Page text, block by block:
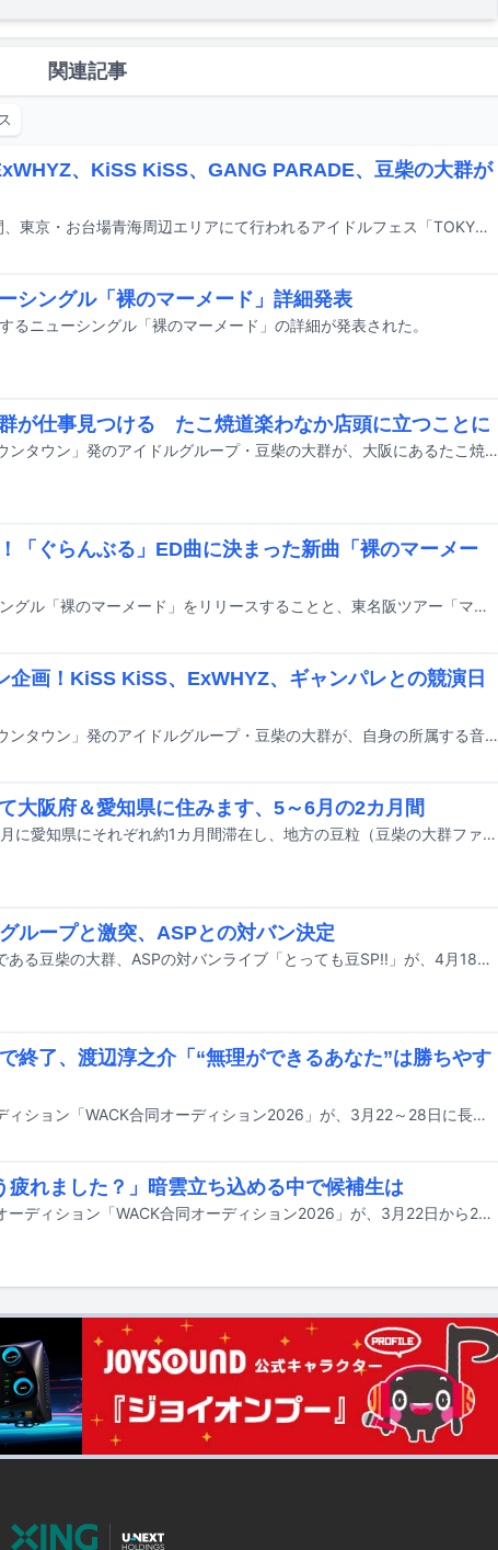
関連記事
、KiSS KiSS、GANG PARADE、豆柴の大群が
7月31日から8月2日までの3日間、東京・お台場青海周辺エリアにて行われるアイドルフェス「TOKYO IDOL FESTIVAL 2026 supported by にしたんクリニック」の出演アーティスト第19弾が発表された。
シングル「裸のマーメード」詳細発表
るニューシングル「裸のマーメード」の詳細が発表された。
が仕事見つける たこ焼道楽わなか店頭に立つことに
TBS系バラエティ「水曜日のダウンタウン」発のアイドルグループ・豆柴の大群が、大阪にあるたこ焼き店・たこ焼道楽わなかとコラボレーションすることが決定した。
「ぐらんぶる」ED曲に決まった新曲「裸のマーメー
豆柴の大群が7月8日にニューシングル「裸のマーメード」をリリースすることと、東名阪ツアー「マメーメード東名阪ダイブ」を開催することを発表した。
企画！KiSS KiSS、ExWHYZ、ギャンパレとの競演日
TBS系バラエティ「水曜日のダウンタウン」発のアイドルグループ・豆柴の大群が、自身の所属する音楽事務所WACKの全グループと対バンを行うライブシリーズの第3弾から第5弾までの詳細を発表した。
大阪府＆愛知県に住みます、5～6月の2カ月間
豆柴の大群が、5月に大阪府、6月に愛知県にそれぞれ約1カ月間滞在し、地方の豆粒（豆柴の大群ファンの呼称）を増やすミッションを遂行していくことが決まった。
ループと激突、ASPとの対バン決定
音楽事務所WACK所属グループである豆柴の大群、ASPの対バンライブ「とっても豆SP!!」が、4月18日に埼玉・西川口Heartsで開催される。
終了、渡辺淳之介「“無理ができるあなた”は勝ちやす
音楽事務所WACKの合宿型オーディション「WACK合同オーディション2026」が、3月22～28日に長崎・壱岐島で開催された。この記事では、最終日の本日3月28日に行われた審査結果発表の模様を中心にお届けする。
れました？」暗雲立ち込める中で候補生は
音楽事務所WACKによる合宿型オーディション「WACK合同オーディション2026」が、3月22日から28日にかけて長崎・壱岐で開催されている。この記事では、6日目となる本日3月27日の模様をレポートする。